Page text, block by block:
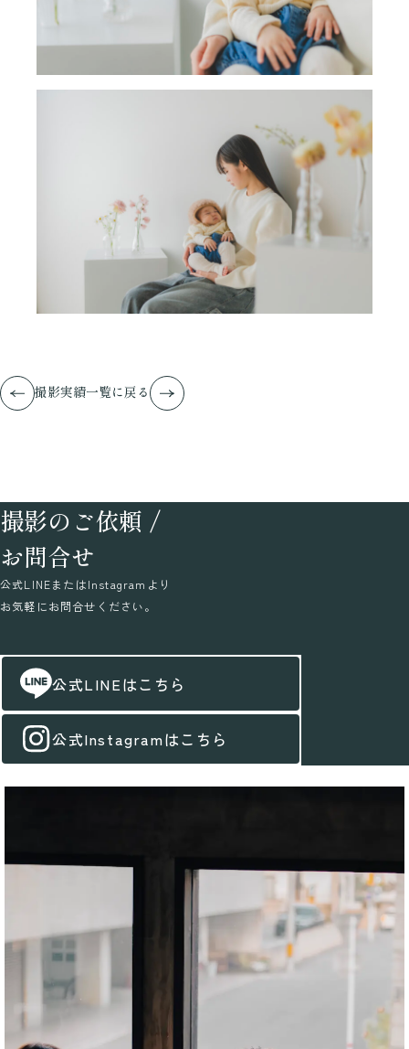
撮影実績一覧に戻る
撮影のご依頼 /
お問合せ
公式LINEまたはInstagramより
お気軽にお問合せください。
公式LINEはこちら
公式Instagramはこちら